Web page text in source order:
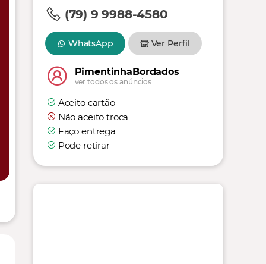
(79) 9 9988-4580
WhatsApp Ver Perfil
PimentinhaBordados
ver todos os anúncios
Aceito cartão
Não aceito troca
Faço entrega
Pode retirar